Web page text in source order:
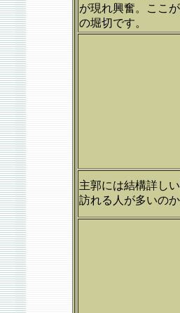
が現れ興奮。ここ
の堀切です。
主郭には結構詳し
訪れる人が多いのか